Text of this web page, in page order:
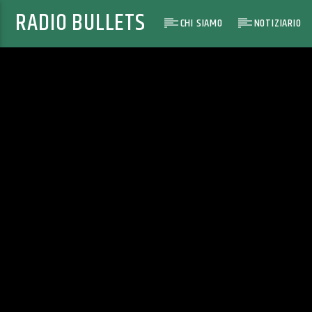
RADIO BULLETS CHI SIAMO NOTIZIARIO